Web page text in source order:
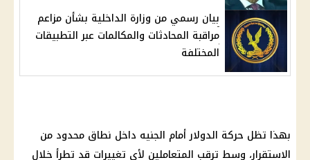
بيان رسمي من وزارة الداخلية بشأن مزاعم
مراقبة المحادثات والمكالمات عبر التطبيقات
المختلفة
بهذا تظل حركة الدولار أمام الجنيه داخل نطاق محدود من
الاستقرار، وسط ترقب المتعاملين لأي تغييرات قد تطرأ خلال